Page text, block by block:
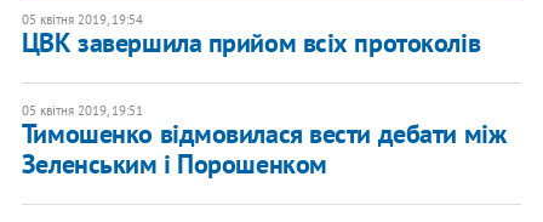
05 квітня 2019, 19:54
ЦВК завершила прийом всіх протоколів
05 квітня 2019, 19:51
Тимошенко відмовилася вести дебати між
Зеленським і Порошенком